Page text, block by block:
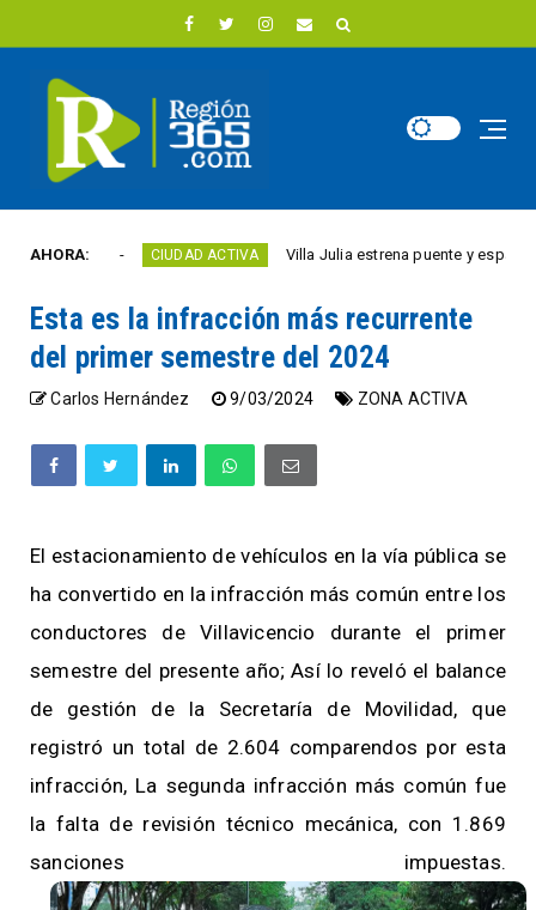
AHORA:
año CIUDAD ACTIVA Villa Julia estrena puente y espacios
Esta es la infracción más recurrente
del primer semestre del 2024
Carlos Hernández 9/03/2024 ZONA ACTIVA
El estacionamiento de vehículos en la vía pública se
ha convertido en la infracción más común entre los
conductores de Villavicencio durante el primer
semestre del presente año; Así lo reveló el balance
de gestión de la Secretaría de Movilidad, que
registró un total de 2.604 comparendos por esta
infracción, La segunda infracción más común fue
la falta de revisión técnico mecánica, con 1.869
sanciones impuestas.